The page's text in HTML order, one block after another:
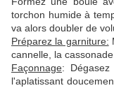
torchon humide à
va alors doubler de
Préparez la garniture:
cannelle, la
Façonnage:
l'aplatissant